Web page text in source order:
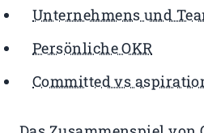
Unternehmens und
Persönliche OKR
Committed vs